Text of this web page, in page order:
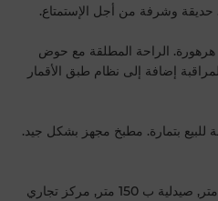
ب هرهورة. الراحة المطلقة مع حوض
إضافة إلى نظام طبق الأقمار
للبيع بتمارة. مطبخ مجهز بشكل جيد.
: بالقرب من محلات تجارية ب 50 متر, صيدلية ب 150 متر, مركز تجاري